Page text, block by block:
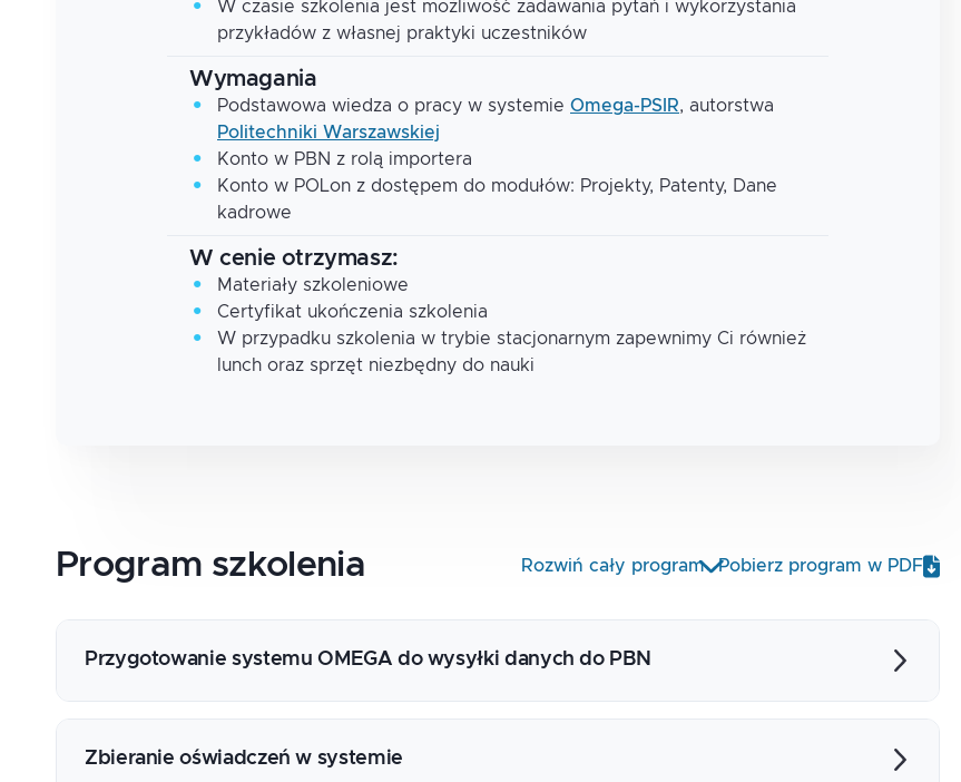
W czasie szkolenia jest możliwość zadawania pytań i wykorzystania
przykładów z własnej praktyki uczestników
Wymagania
Podstawowa wiedza o pracy w systemie Omega-PSIR, autorstwa
Politechniki Warszawskiej
Konto w PBN z rolą importera
Konto w POLon z dostępem do modułów: Projekty, Patenty, Dane
kadrowe
W cenie otrzymasz:
Materiały szkoleniowe
Certyfikat ukończenia szkolenia
W przypadku szkolenia w trybie stacjonarnym zapewnimy Ci również
lunch oraz sprzęt niezbędny do nauki
Program szkolenia Rozwiń cały program Pobierz program w PDF
Przygotowanie systemu OMEGA do wysyłki danych do PBN
Przygotowanie danych kadrowych
Zbieranie oświadczeń w systemie